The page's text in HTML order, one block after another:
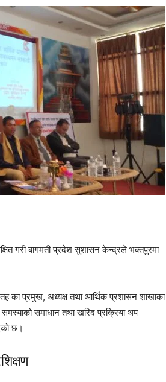
गरी बागमती प्रदेश सुशासन केन्द्रले भक्तपुरमा
का प्रमुख, अध्यक्ष तथा आर्थिक प्रशासन शाखाका
समाधान तथा खरिद प्रक्रिया थप
छ।